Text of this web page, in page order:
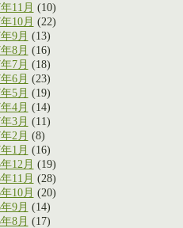
11月 (10)
10月 (22)
9月 (13)
8月 (16)
7月 (18)
6月 (23)
5月 (19)
4月 (14)
3月 (11)
2月 (8)
1月 (16)
12月 (19)
11月 (28)
10月 (20)
9月 (14)
8月 (17)